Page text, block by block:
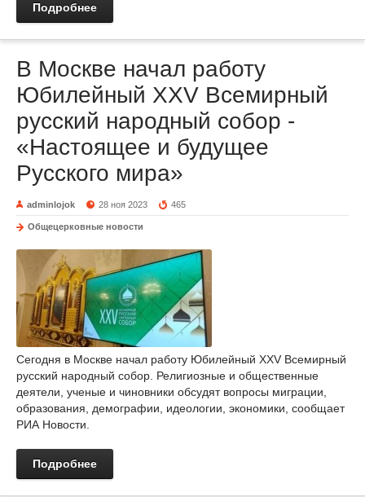
Подробнее
В Москве начал работу
Юбилейный XXV Всемирный
русский народный собор -
«Настоящее и будущее
Русского мира»
adminlojok 28 ноя 2023 465
Общецерковные новости
Сегодня в Москве начал работу Юбилейный XXV Всемирный
русский народный собор. Религиозные и общественные
деятели, ученые и чиновники обсудят вопросы миграции,
образования, демографии, идеологии, экономики, сообщает
РИА Новости.
Подробнее